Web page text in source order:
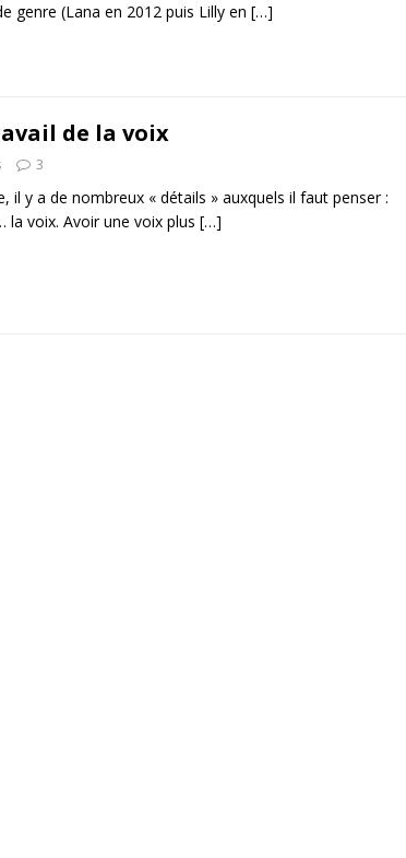
genre (Lana en 2012 puis Lilly en […]
de la voix
3
il y a de nombreux « détails » auxquels il faut penser :
voix. Avoir une voix plus […]